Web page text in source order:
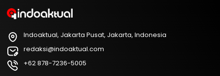
Indoaktual, Jakarta Pusat, Jakarta, Indonesia
redaksi@indoaktual.com
+62 878-7236-5005